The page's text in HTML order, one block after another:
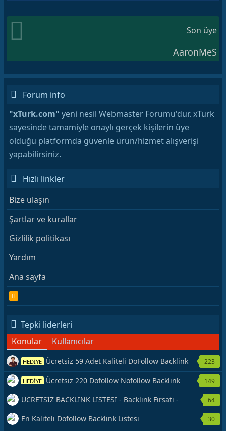
Son üye
AaronMeS
Forum info
"xTurk.com" yeni nesil Webmaster Forumu'dur. xTurk
sayesinde tamamiyle onaylı gerçek kişilerin üye
olduğu platformda güvenle ürün/hizmet alışverişi
yapabilirsiniz.
Hızlı linkler
Bize ulaşın
Şartlar ve kurallar
Gizlilik politikası
Yardım
Ana sayfa
S
Tepki liderleri
Konular
Kullanıcılar
HEDİYE Ücretsiz 59 Adet Kaliteli DoFollow Backlink
Kaynağı Veriyorum.
223
HEDİYE Ücretsiz 220 Dofollow Nofollow Backlink
Veriyorum
149
ÜCRETSİZ BACKLİNK LİSTESİ - Backlink Fırsatı -
Hemen Yetiş!
64
En Kaliteli Dofollow Backlink Listesi 30